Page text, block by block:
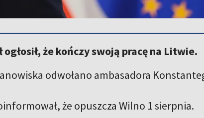
że kończy swoją pracę na Litwie.
odwołano ambasadora
że opuszcza Wilno 1 sierpnia.